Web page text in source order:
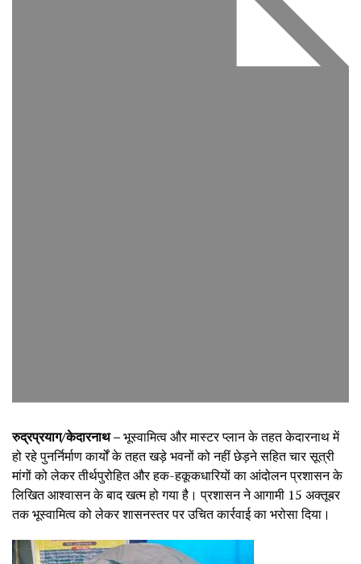
रुद्रप्रयाग/केदारनाथ –भूस्वामित्व और मास्टर प्लान के तहत केदारनाथ में
हो रहे पुनर्निर्माण कार्यों के तहत खड़े भवनों को नहीं छेड़ने सहित चार सूत्री
मांगों को लेकर तीर्थपुरोहित और हक-हकूकधारियों का आंदोलन प्रशासन के
लिखित आश्वासन के बाद खत्म हो गया है। प्रशासन ने आगामी 15 अक्तूबर
तक भूस्वामित्व को लेकर शासनस्तर पर उचित कार्रवाई का भरोसा दिया।